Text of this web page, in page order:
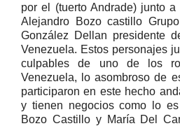
por el (tuerto Andrade) junto
Alejandro Bozo castillo
González Dellan presidente
Venezuela. Estos personajes
culpables de uno de los
Venezuela, lo asombroso de
participaron en este hecho
y tienen negocios como lo
Bozo Castillo y María Del